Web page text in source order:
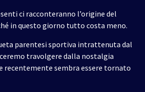
ci racconteranno l’origine del
in questo giorno tutto costa meno.
parentesi sportiva intrattenuta dal
travolgere dalla nostalgia
recentemente sembra essere tornato